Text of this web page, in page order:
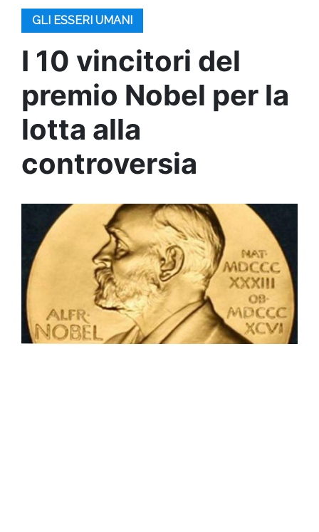
GLI ESSERI UMANI
I 10 vincitori del
premio Nobel per la
lotta alla
controversia